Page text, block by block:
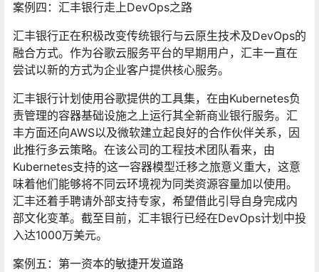
案例四：汇丰银行走上DevOps之路
汇丰银行正在积极改变传统银行与云原生技术及DevOps的
融合方式。作为谷歌云服务平台的早期用户，汇丰一直在
尝试以新的方式为企业客户提供核心服务。
汇丰银行计划使用谷歌提供的工具集，在由Kubernetes负
责管理的容器基础设施之上运行其全新商业银行服务。汇
丰方面还向AWS以及微软建立起良好的合作伙伴关系，因
此推行多云策略。在该公司的工程技术团队看来，由
Kubernetes支持的这一容器模型迁移之旅意义重大，这意
味着他们能够将不同云环境视为同类资源容量加以使用。
汇丰还着手聘请外部支持专家，希望借此引导自身完成内
部文化变革。截至目前，汇丰银行已经在DevOps计划中投
入达1000万美元。
案例五：第一资本的敏捷开发道路